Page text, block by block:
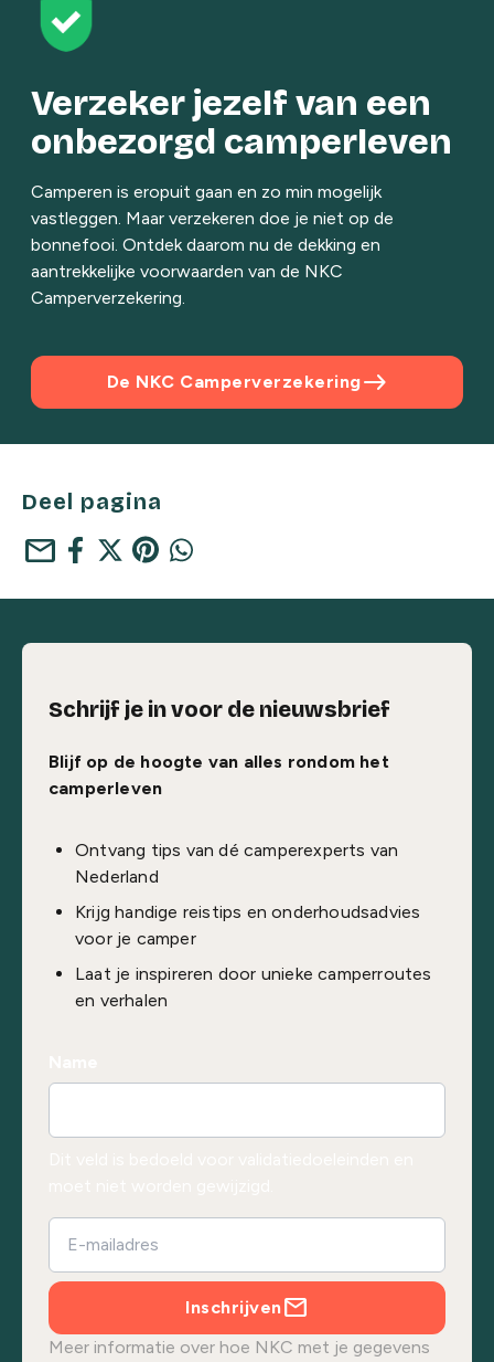
Verzeker jezelf van een
onbezorgd camperleven
Camperen is eropuit gaan en zo min mogelijk
vastleggen. Maar verzekeren doe je niet op de
bonnefooi. Ontdek daarom nu de dekking en
aantrekkelijke voorwaarden van de NKC
Camperverzekering.
east
De NKC Camperverzekering
Deel pagina
mail
Schrijf je in voor de nieuwsbrief
Blijf op de hoogte van alles rondom het
camperleven
Ontvang tips van dé camperexperts van
Nederland
Krijg handige reistips en onderhoudsadvies
voor je camper
Laat je inspireren door unieke camperroutes
en verhalen
Inschrijven
Meer informatie over hoe NKC met je gegevens